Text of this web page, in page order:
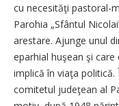
cu necesităţi pastoral-
Parohia „Sfântul
arestare. Ajunge unul
eparhial huşean şi
implică în viaţa
comitetul judeţean al